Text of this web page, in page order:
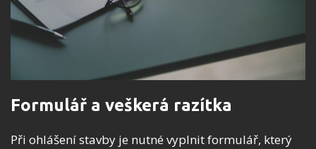
Formulář a veškerá razítka
Při ohlášení stavby je nutné vyplnit formulář, který